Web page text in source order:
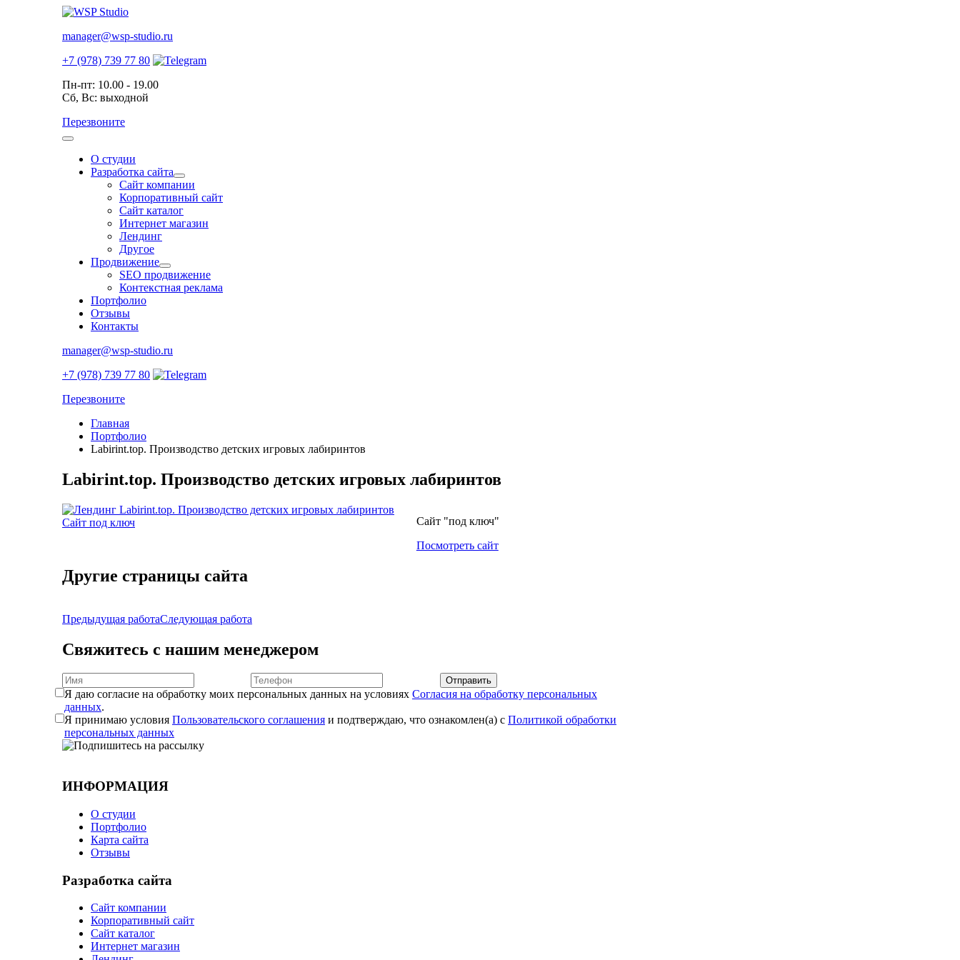
manager@wsp-studio.ru
+7 (978) 739 77 80
Пн-пт: 10.00 - 19.00
Сб, Вс: выходной
Перезвоните
О студии
Разработка сайта
Сайт компании
Корпоративный сайт
Сайт каталог
Интернет магазин
Лендинг
Другое
Продвижение
SEO продвижение
Контекстная реклама
Портфолио
Отзывы
Контакты
manager@wsp-studio.ru
+7 (978) 739 77 80
Перезвоните
Главная
Портфолио
Labirint.top. Производство детских игровых лабиринтов
Labirint.top. Производство детских игровых лабиринтов
Сайт "под ключ"
Посмотреть сайт
Другие страницы сайта
Предыдущая работаСледующая работа
Свяжитесь с нашим менеджером
Отправить
Я даю согласие на обработку моих персональных данных на условиях Согласия на обработку персональных
данных.
Я принимаю условия Пользовательского соглашения и подтверждаю, что ознакомлен(а) с Политикой обработки
персональных данных
ИНФОРМАЦИЯ
О студии
Портфолио
Карта сайта
Отзывы
Разработка сайта
Сайт компании
Корпоративный сайт
Сайт каталог
Интернет магазин